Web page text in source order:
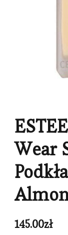
Wear
145.00zł